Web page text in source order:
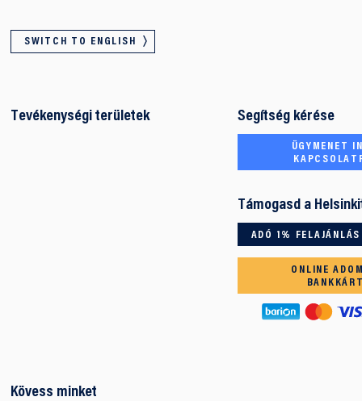
SWITCH TO ENGLISH
Tevékenységi területek Segítség kérése
ÜGYMENET
Támogasd a
ADÓ 1% FELAJÁNLÁS
ONLINE
Kövess minket